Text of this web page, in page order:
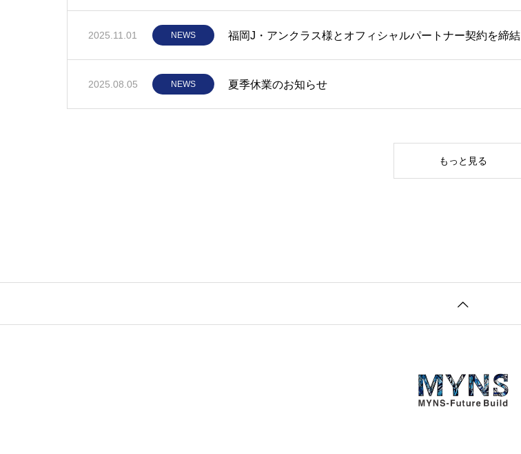
2025.11.01 NEWS 福岡J・アンクラス様とオフィシャルパートナー契約を締結
2025.08.05 NEWS 夏季休業のお知らせ
もっと見る